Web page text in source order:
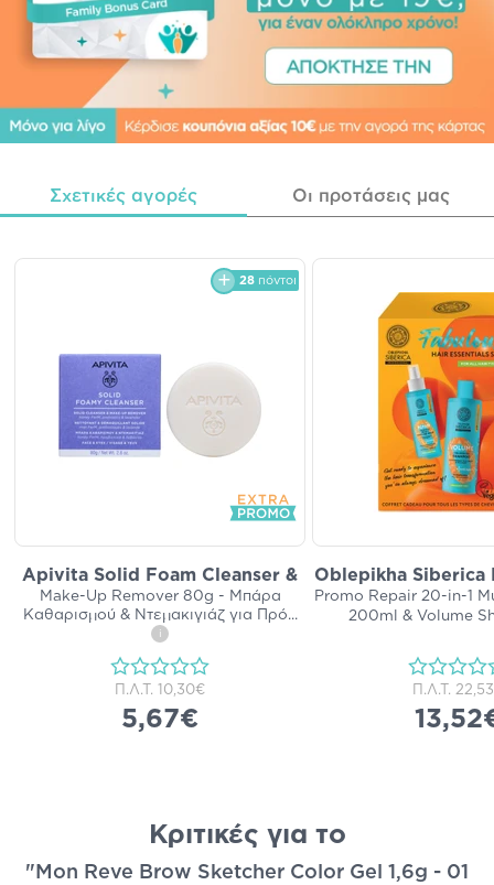
Σχετικές αγορές Οι προτάσεις μας
28 πόντοι
Apivita Solid Foam Cleanser &
Make-Up Remover 80g - Μπάρα
Καθαρισμού & Ντεμακιγιάζ για Πρό...
i
Π.Λ.Τ. 10,30€
5,67€
Oblepikha Siberica
Promo Repair 20-in-1
200ml & Volume
Π.Λ.Τ.
Κριτικές για το
"Mon Reve Brow Sketcher Color Gel 1,6g - 01